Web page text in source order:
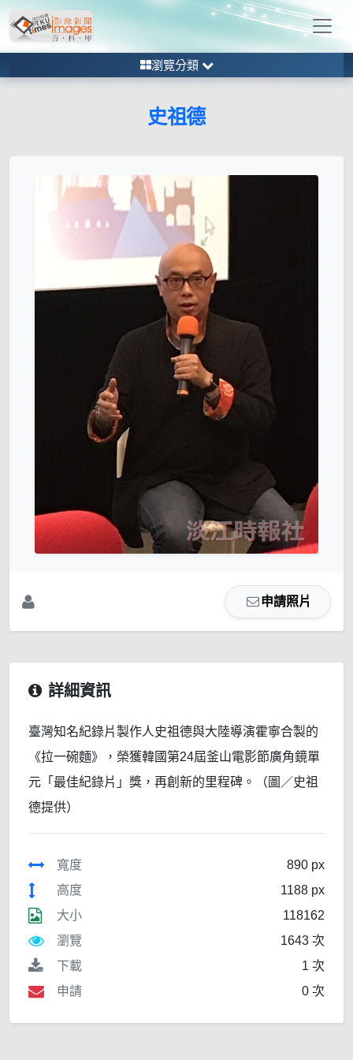
瀏覽分類
史祖德
申請照片
詳細資訊
臺灣知名紀錄片製作人史祖德與大陸導演霍寧合製的
《拉一碗麵》，榮獲韓國第24屆釜山電影節廣角鏡單
元「最佳紀錄片」獎，再創新的里程碑。（圖／史祖
德提供）
寬度
890 px
高度
1188 px
大小
118162
瀏覽
1643 次
下載
1 次
申請
0 次